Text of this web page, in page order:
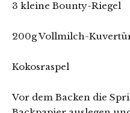
3 kleine Bounty-Riegel
200g Vollmilch-
Kokosraspel
Vor dem Backen die